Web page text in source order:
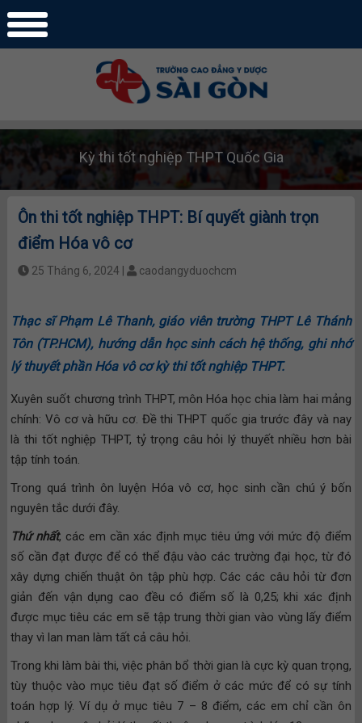
Kỳ thi tốt nghiệp THPT Quốc Gia
Ôn thi tốt nghiệp THPT: Bí quyết giành trọn
điểm Hóa vô cơ
25 Tháng 6, 2024 | caodangyduochcm
Thạc sĩ Phạm Lê Thanh, giáo viên trường THPT Lê Thánh
Tôn (TP.HCM), hướng dẫn học sinh cách hệ thống, ghi nhớ
lý thuyết phần Hóa vô cơ kỳ thi tốt nghiệp THPT.
Xuyên suốt chương trình THPT, môn Hóa học chia làm hai mảng
chính: Vô cơ và hữu cơ. Đề thi THPT quốc gia trước đây và nay
là thi tốt nghiệp THPT, tỷ trọng câu hỏi lý thuyết nhiều hơn bài
tập tính toán.
Trong quá trình ôn luyện Hóa vô cơ, học sinh cần chú ý bốn
nguyên tắc dưới đây.
Thứ nhất, các em cần xác định mục tiêu ứng với mức độ điểm
số cần đạt được để có thể đậu vào các trường đại học, từ đó
xây dựng chiến thuật ôn tập phù hợp. Các các câu hỏi từ đơn
giản đến vận dụng cao đều có điểm số là 0,25; khi xác định
được mục tiêu các em sẽ tập trung thời gian vào vùng lấy điểm
thay vì lan man làm tất cả câu hỏi.
Trong khi làm bài thi, việc phân bổ thời gian là cực kỳ quan trọng,
tùy thuộc vào mục tiêu đạt số điểm ở các mức để có sự tính
toán hợp lý. Ví dụ ở mục tiêu 7 – 8 điểm, các em chỉ cần ôn